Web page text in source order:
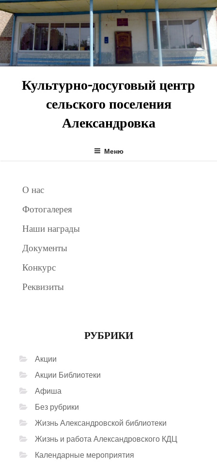
Перейти
к
содержимому
Культурно-досуговый центр
сельского поселения
Александровка
Меню
О нас
Фотогалерея
Наши награды
Документы
Конкурс
Реквизиты
РУБРИКИ
Акции
Акции Библиотеки
Афиша
Без рубрики
Жизнь Александровской библиотеки
Жизнь и работа Александровского КДЦ
Календарные мероприятия